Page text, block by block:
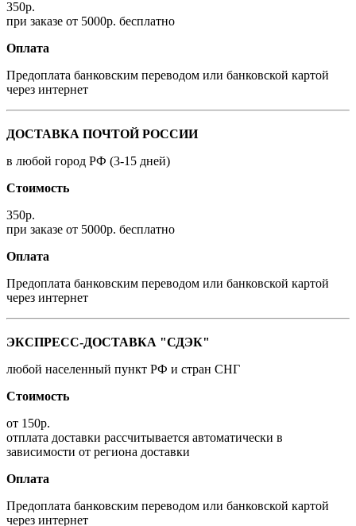
350р.
при заказе от 5000р. бесплатно
Оплата
Предоплата банковским переводом или банковской картой
через интернет
ДОСТАВКА ПОЧТОЙ РОССИИ
в любой город РФ (3-15 дней)
Стоимость
350р.
при заказе от 5000р. бесплатно
Оплата
Предоплата банковским переводом или банковской картой
через интернет
ЭКСПРЕСС-ДОСТАВКА "СДЭК"
любой населенный пункт РФ и стран СНГ
Стоимость
от 150р.
отплата доставки рассчитывается автоматически в
зависимости от региона доставки
Оплата
Предоплата банковским переводом или банковской картой
через интернет